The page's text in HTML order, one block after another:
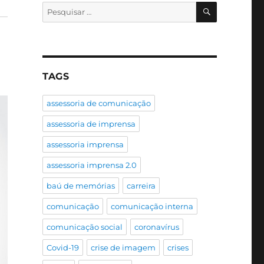
Pesquisar
por:
TAGS
assessoria de comunicação
assessoria de imprensa
assessoria imprensa
assessoria imprensa 2.0
baú de memórias carreira
comunicação comunicação interna
comunicação social coronavírus
Covid-19 crise de imagem crises